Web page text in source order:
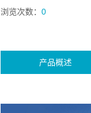
浏览次数：0
产品概述